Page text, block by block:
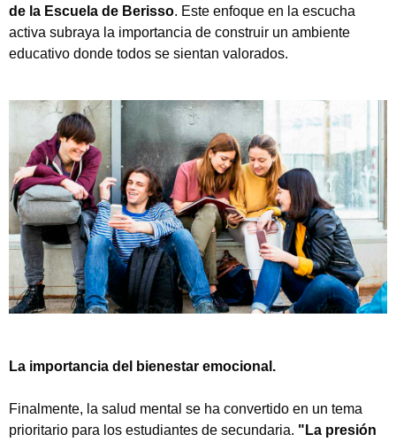
de la Escuela de Berisso. Este enfoque en la escucha
activa subraya la importancia de construir un ambiente
educativo donde todos se sientan valorados.
La importancia del bienestar emocional.
Finalmente, la salud mental se ha convertido en un tema
prioritario para los estudiantes de secundaria. "La presión